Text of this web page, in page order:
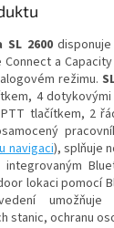
2600disponuje
Connect a
režimu.
4
tlačítkem, 2
navigaci), splňuje
lokaci pomocí
umožňuje
stanic, ochranu